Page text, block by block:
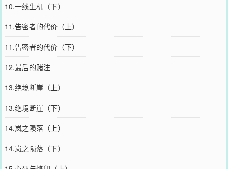
10.一线生机（下）
11.告密者的代价（上）
11.告密者的代价（下）
12.最后的赌注
13.绝境断崖（上）
13.绝境断崖（下）
14.岚之陨落（上）
14.岚之陨落（下）